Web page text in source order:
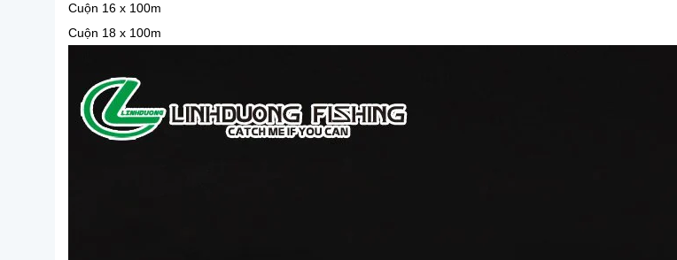
Cuộn 16 x 100m
Cuộn 18 x 100m